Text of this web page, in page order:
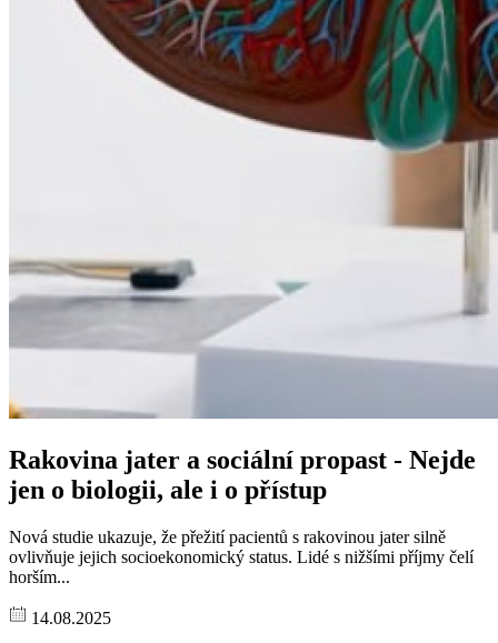
Rakovina jater a sociální propast - Nejde
jen o biologii, ale i o přístup
Nová studie ukazuje, že přežití pacientů s rakovinou jater silně
ovlivňuje jejich socioekonomický status. Lidé s nižšími příjmy čelí
horším...
14.08.2025